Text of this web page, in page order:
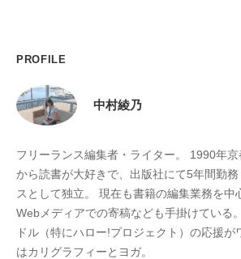
PROFILE
中村綾乃
フリーランス編集者・ライター。 1990年
から読書が大好きで、出版社にて5年間勤
スとして独立。 現在も書籍の編集業務を中
Webメディアでの寄稿なども手掛けている
ドル（特にハロー!プロジェクト）の応援が
はカリグラフィーとヨガ。